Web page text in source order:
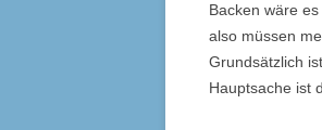
Backen wäre
also müssen
Grundsätzlich
Hauptsache ist